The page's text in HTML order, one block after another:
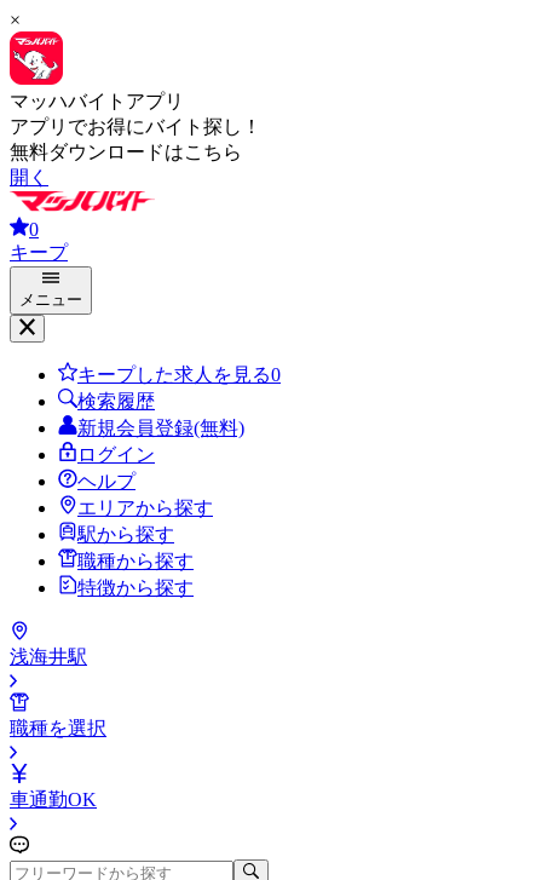
×
マッハバイトアプリ
アプリでお得にバイト探し！
無料ダウンロードはこちら
開く
0
キープ
メニュー
キープした求人を見る0
検索履歴
新規会員登録(無料)
ログイン
ヘルプ
エリアから探す
駅から探す
職種から探す
特徴から探す
浅海井駅
職種を選択
車通勤OK